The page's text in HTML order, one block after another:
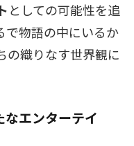
としての可能性を追
で物語の中にいるか
の織りなす世界観に
エンターテイ